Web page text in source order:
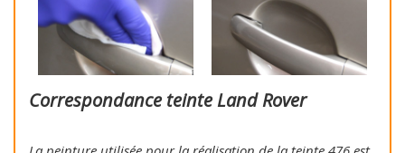
Correspondance teinte Land Rover